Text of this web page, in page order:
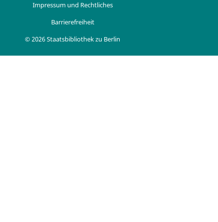
Impressum und Rechtliches
Barrierefreiheit
© 2026 Staatsbibliothek zu Berlin